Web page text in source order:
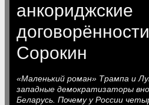
анкориджские
Сорокин
«Маленький роман» Трампа и
западные демократизаторы
Беларусь. Почему у России